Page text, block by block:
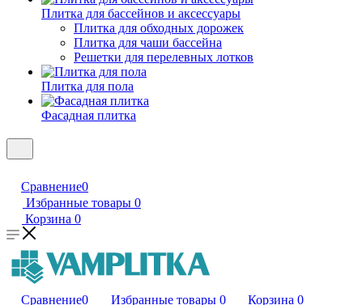
Плитка для бассейнов и аксессуары
Плитка для обходных дорожек
Плитка для чаши бассейна
Решетки для перелевных лотков
Плитка для пола
Фасадная плитка
Сравнение0
Избранные товары 0
Корзина 0
Сравнение0 Избранные товары 0 Корзина 0